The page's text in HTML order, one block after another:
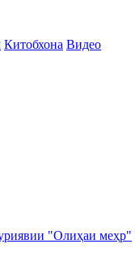
Китобхона Видео
"Олиҳаи меҳр"